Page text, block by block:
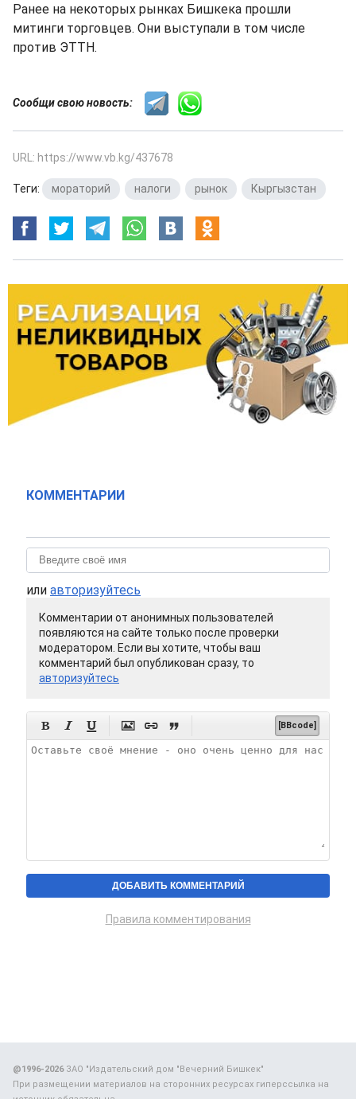
Ранее на некоторых рынках Бишкека прошли
митинги торговцев. Они выступали в том числе
против ЭТТН.
Сообщи свою новость:
URL: https://www.vb.kg/437678
Теги: мораторий налоги рынок Кыргызстан
КОММЕНТАРИИ
или авторизуйтесь
Комментарии от анонимных пользователей
появляются на сайте только после проверки
модератором. Если вы хотите, чтобы ваш
комментарий был опубликован сразу, то
авторизуйтесь
      [BBcode]
Правила комментирования
@1996-2026ЗАО "Издательский дом "Вечерний Бишкек"
При размещении материалов на сторонних ресурсах гиперссылка на